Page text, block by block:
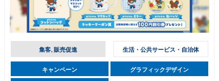
集客, 販売促進 生活・公共サービス・自治体
キャンペーン グラフィックデザイン